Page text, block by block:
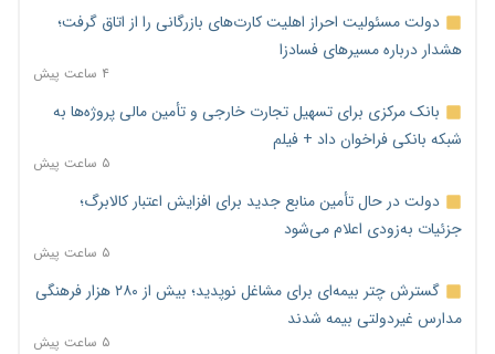
دولت مسئولیت احراز اهلیت کارت‌های بازرگانی را از اتاق گرفت؛
هشدار درباره مسیرهای فسادزا
۴ ساعت پیش
بانک مرکزی برای تسهیل تجارت خارجی و تأمین مالی پروژه‌ها به
شبکه بانکی فراخوان داد + فیلم
۵ ساعت پیش
دولت در حال تأمین منابع جدید برای افزایش اعتبار کالابرگ؛
جزئیات به‌زودی اعلام می‌شود
۵ ساعت پیش
گسترش چتر بیمه‌ای برای مشاغل نوپدید؛ بیش از ۲۸۰ هزار فرهنگی
مدارس غیردولتی بیمه شدند
۵ ساعت پیش